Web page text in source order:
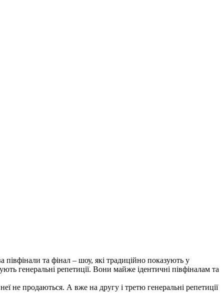
та фінал – шоу, які традиційно показують у
генеральні репетиції. Вони майже ідентичні півфіналам та
не продаються. А вже на другу і третю генеральні репетиції